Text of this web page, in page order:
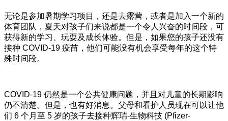
无论是参加暑期学习项目，还是去露营，或者是加入一个新的
体育团队，夏天对孩子们来说都是一个令人兴奋的时间段，可
获得新的学习、玩耍及成长体验。但是，如果您的孩子还没有
接种 COVID-19 疫苗，他们可能没有机会享受每年的这个特
殊时间段。
COVID-19 仍然是一个公共健康问题，并且对儿童的长期影响
仍不清楚。但是，也有好消息。父母和看护人员现在可以让他
们 6 个月至 5 岁的孩子去接种辉瑞-生物科技 (Pfizer-